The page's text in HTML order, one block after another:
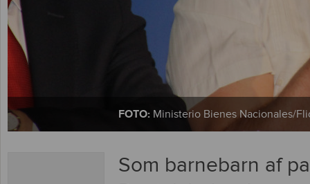
FOTO: Ministerio Bienes Nacionales/
Som barnebarn af